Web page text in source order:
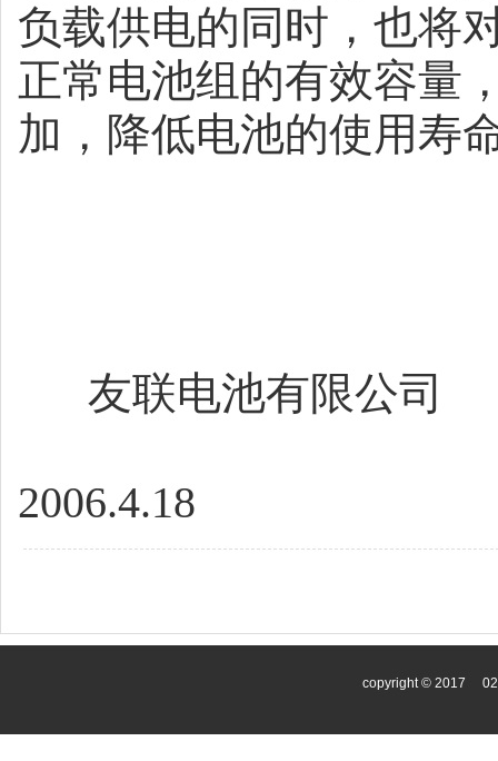
负载供电的同时，也将
正常电池组的有效容量
加，降低电池的使用寿
友联电池有限公司
2006.4.18
copyright © 2017